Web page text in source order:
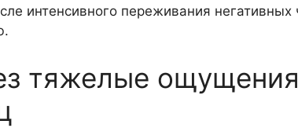
интенсивного переживания негативных
тяжелые